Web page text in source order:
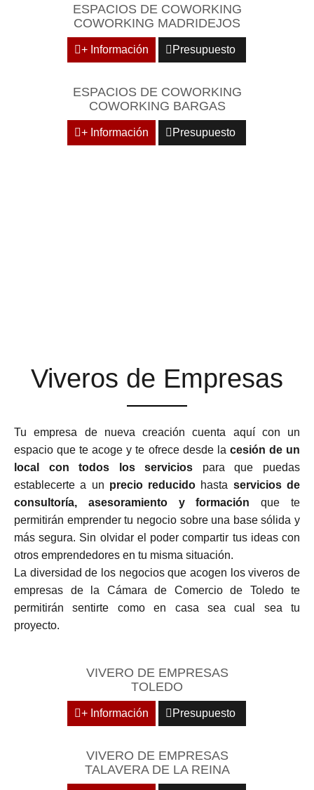
ESPACIOS DE COWORKING
COWORKING MADRIDEJOS
+ Información Presupuesto
ESPACIOS DE COWORKING
COWORKING BARGAS
+ Información Presupuesto
Viveros de Empresas
Tu empresa de nueva creación cuenta aquí con un
espacio que te acoge y te ofrece desde la cesión de un
local con todos los servicios para que puedas
establecerte a un precio reducido hasta servicios de
consultoría, asesoramiento y formación que te
permitirán emprender tu negocio sobre una base sólida y
más segura. Sin olvidar el poder compartir tus ideas con
otros emprendedores en tu misma situación.
La diversidad de los negocios que acogen los viveros de
empresas de la Cámara de Comercio de Toledo te
permitirán sentirte como en casa sea cual sea tu
proyecto.
VIVERO DE EMPRESAS
TOLEDO
+ Información Presupuesto
VIVERO DE EMPRESAS
TALAVERA DE LA REINA